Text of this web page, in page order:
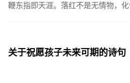
鞭东指即天涯。落红不是无情物，
关于祝愿孩子未来可期的诗句